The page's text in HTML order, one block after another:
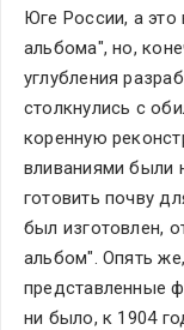
Юге России, а
альбома", но,
углубления
столкнулись с
коренную
вливаниями были
готовить почву
был изготовлен,
альбом". Опять
представленные
ни было, к 1904